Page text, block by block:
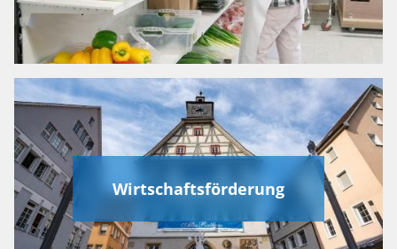
Wirtschaftsförderung